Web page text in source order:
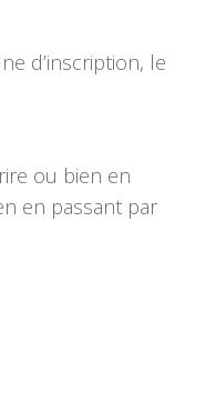
d’inscription, le
ou bien en
en passant par